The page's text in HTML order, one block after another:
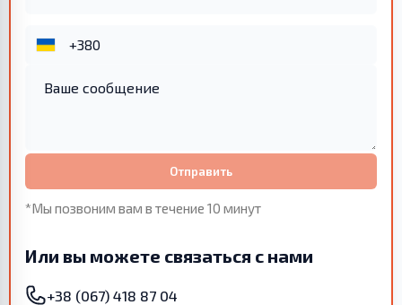
Отправить
*Мы позвоним вам в течение 10 минут
Или вы можете связаться с нами
+38 (067) 418 87 04